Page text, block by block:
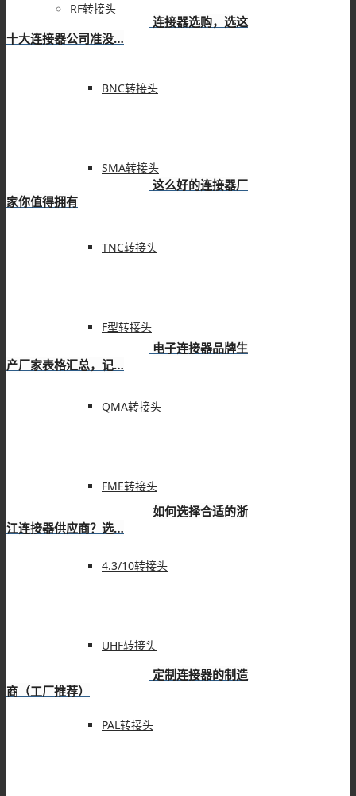
RF转接头
BNC转接头
SMA转接头
TNC转接头
F型转接头
QMA转接头
FME转接头
4.3/10转接头
UHF转接头
PAL转接头
连接器选购，选这
十大连接器公司准没…
这么好的连接器厂
家你值得拥有
电子连接器品牌生
产厂家表格汇总，记…
如何选择合适的浙
江连接器供应商？选…
定制连接器的制造
商（工厂推荐）